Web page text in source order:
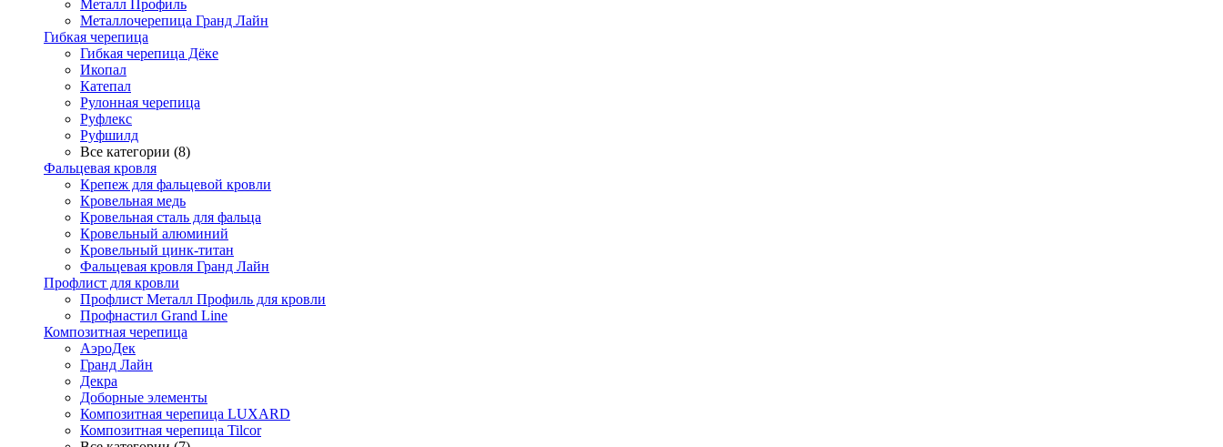
Металл Профиль
Металлочерепица Гранд Лайн
Гибкая черепица
Гибкая черепица Дёке
Икопал
Катепал
Рулонная черепица
Руфлекс
Руфшилд
Все категории (8)
Фальцевая кровля
Крепеж для фальцевой кровли
Кровельная медь
Кровельная сталь для фальца
Кровельный алюминий
Кровельный цинк-титан
Фальцевая кровля Гранд Лайн
Профлист для кровли
Профлист Металл Профиль для кровли
Профнастил Grand Line
Композитная черепица
АэроДек
Гранд Лайн
Декра
Доборные элементы
Композитная черепица LUXARD
Композитная черепица Tilcor